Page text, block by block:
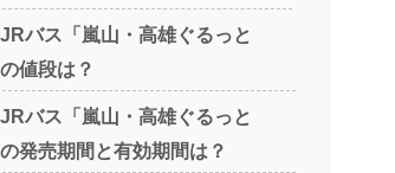
バス「嵐山・高雄ぐるっと
値段は？
バス「嵐山・高雄ぐるっと
発売期間と有効期間は？